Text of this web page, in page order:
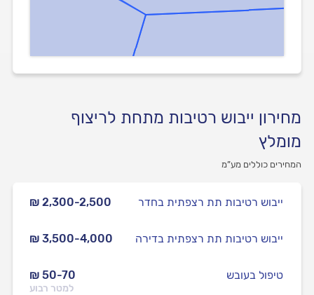
מחירון ייבוש רטיבות מתחת לריצוף
מומלץ
המחירים כוללים מע”מ
₪ 2,300-2,500 ייבוש רטיבות תת רצפתית בחדר
₪ 3,500-4,000 ייבוש רטיבות תת רצפתית בדירה
₪ 50-70
למטר רבוע
טיפול בעובש